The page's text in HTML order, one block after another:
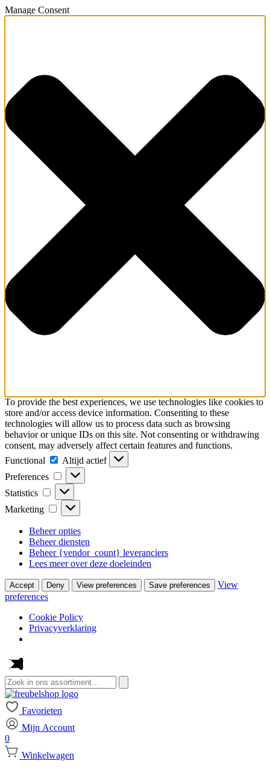
Manage Consent
To provide the best experiences, we use technologies like cookies to
store and/or access device information. Consenting to these
technologies will allow us to process data such as browsing
behavior or unique IDs on this site. Not consenting or withdrawing
consent, may adversely affect certain features and functions.
Functional
Functional
Altijd actief
Preferences
Preferences
Statistics Statistics
Marketing Marketing
Beheer opties
Beheer diensten
Beheer {vendor_count} leveranciers
Lees meer over deze doeleinden
Accept Deny View preferences Save preferences
View
preferences
Cookie Policy
Privacyverklaring
Zoeken
naar:
Favorieten
Mijn Account
0
Winkelwagen